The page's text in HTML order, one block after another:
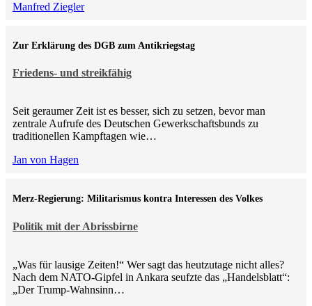
Manfred Ziegler
Friedens- und streikfähig
Zur Erklärung des DGB zum Antikriegstag
Seit geraumer Zeit ist es besser, sich zu setzen, bevor man
zentrale Aufrufe des Deutschen Gewerkschaftsbunds zu
traditionellen Kampftagen wie…
Jan von Hagen
Politik mit der Abrissbirne
Merz-Regierung: Militarismus kontra Inte­ressen des Volkes
„Was für lausige Zeiten!“ Wer sagt das heutzutage nicht alles?
Nach dem NATO-Gipfel in Ankara seufzte das „Handelsblatt“:
„Der Trump-Wahnsinn…